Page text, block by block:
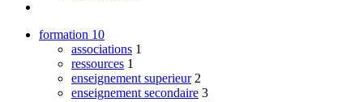
formation 10
associations 1
ressources 1
enseignement superieur 2
enseignement secondaire 3